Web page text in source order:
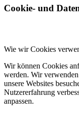
Cookie- und
Wie wir Cookies
Wir können Cookies
werden. Wir
unsere Websites
Nutzererfahrung
anpassen.